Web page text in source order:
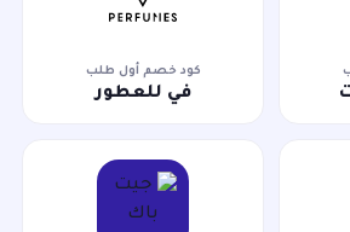
كود خصم أول طلب
في للعطور